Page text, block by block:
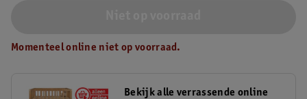
Momenteel online niet op voorraad.
Bekijk alle verrassende online